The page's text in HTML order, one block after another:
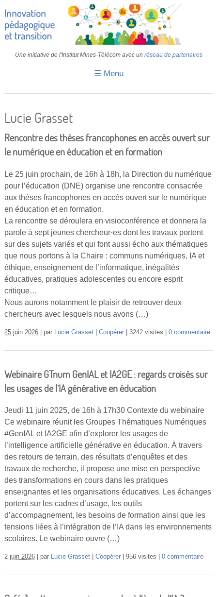
Une initiative de l'Institut Mines-Télécom avec un réseau de partenaires
☰ Menu
Transition
IMT
Colloques
Vidéos
S’inscrire
Se connecter
Lucie Grasset
Rencontre des thèses francophones en accès ouvert sur
le numérique en éducation et en formation
Le 25 juin prochain, de 16h à 18h, la Direction du numérique
pour l’éducation (DNE) organise une rencontre consacrée
aux thèses francophones en accès ouvert sur le numérique
en éducation et en formation.
La rencontre se déroulera en visioconférence et donnera la
parole à sept jeunes chercheur·es dont les travaux portent
sur des sujets variés et qui font aussi écho aux thématiques
que nous portons à la Chaire : communs numériques, IA et
éthique, enseignement de l’informatique, inégalités
éducatives, pratiques adolescentes ou encore esprit
critique…
Nous aurons notamment le plaisir de retrouver deux
chercheurs avec lesquels nous avons (…)
25 juin 2026 par Lucie Grasset Coopérer 3242 visites 0 commentaire
Webinaire GTnum GenIAL et IA2GE : regards croisés sur
les usages de l’IA générative en éducation
Jeudi 11 juin 2025, de 16h à 17h30 Contexte du webinaire
Ce webinaire réunit les Groupes Thématiques Numériques
#GenIAL et IA2GE afin d’explorer les usages de
l’intelligence artificielle générative en éducation. À travers
des retours de terrain, des résultats d’enquêtes et des
travaux de recherche, il propose une mise en perspective
des transformations en cours dans les pratiques
enseignantes et les organisations éducatives. Les échanges
portent sur les cadres d’usage, les outils
d’accompagnement, les besoins de formation ainsi que les
tensions liées à l’intégration de l’IA dans les environnements
scolaires. Le webinaire ouvre (…)
2 juin 2026 par Lucie Grasset Coopérer 956 visites 0 commentaire